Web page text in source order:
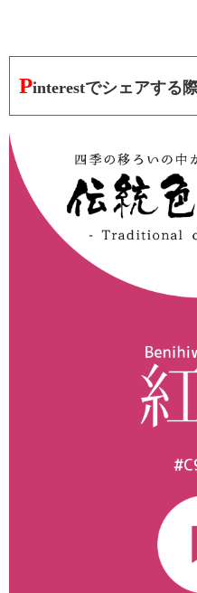
Pinterestでシェアする